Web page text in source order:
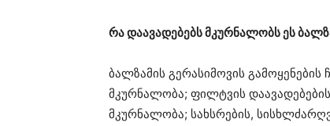
რა დაავადებებს მკურნალობს ეს
ბალზამის გერასიმოვის გამოყენების
მკურნალობა; ფილტვის
მკურნალობა; სახსრების,